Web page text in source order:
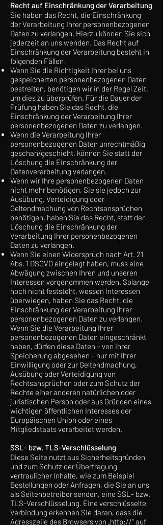
Recht auf Einschränkung der Verarbeitung
Sie haben das Recht, die Einschränkung
der Verarbeitung Ihrer personenbezogenen
Daten zu verlangen. Hierzu können Sie sich
jederzeit an uns wenden. Das Recht auf
Einschränkung der Verarbeitung besteht in
folgenden Fällen:
Wenn Sie die Richtigkeit Ihrer bei uns
gespeicherten personenbezogenen Daten
bestreiten, benötigen wir in der Regel Zeit,
um dies zu überprüfen. Für die Dauer der
Prüfung haben Sie das Recht, die
Einschränkung der Verarbeitung Ihrer
personenbezogenen Daten zu verlangen.
Wenn die Verarbeitung Ihrer
personenbezogenen Daten unrechtmäßig
geschah/geschieht, können Sie statt der
Löschung die Einschränkung der
Datenverarbeitung verlangen.
Wenn wir Ihre personenbezogenen Daten
nicht mehr benötigen, Sie sie jedoch zur
Ausübung, Verteidigung oder
Geltendmachung von Rechtsansprüchen
benötigen, haben Sie das Recht, statt der
Löschung die Einschränkung der
Verarbeitung Ihrer personenbezogenen
Daten zu verlangen.
Wenn Sie einen Widerspruch nach Art. 21
Abs. 1 DSGVO eingelegt haben, muss eine
Abwägung zwischen Ihren und unseren
Interessen vorgenommen werden. Solange
noch nicht feststeht, wessen Interessen
überwiegen, haben Sie das Recht, die
Einschränkung der Verarbeitung Ihrer
personenbezogenen Daten zu verlangen.
Wenn Sie die Verarbeitung Ihrer
personenbezogenen Daten eingeschränkt
haben, dürfen diese Daten – von ihrer
Speicherung abgesehen – nur mit Ihrer
Einwilligung oder zur Geltendmachung,
Ausübung oder Verteidigung von
Rechtsansprüchen oder zum Schutz der
Rechte einer anderen natürlichen oder
juristischen Person oder aus Gründen eines
wichtigen öffentlichen Interesses der
Europäischen Union oder eines
Mitgliedstaats verarbeitet werden.
SSL- bzw. TLS-Verschlüsselung
Diese Seite nutzt aus Sicherheitsgründen
und zum Schutz der Übertragung
vertraulicher Inhalte, wie zum Beispiel
Bestellungen oder Anfragen, die Sie an uns
als Seitenbetreiber senden, eine SSL- bzw.
TLS-Verschlüsselung. Eine verschlüsselte
Verbindung erkennen Sie daran, dass die
Adresszeile des Browsers von „http://“ auf